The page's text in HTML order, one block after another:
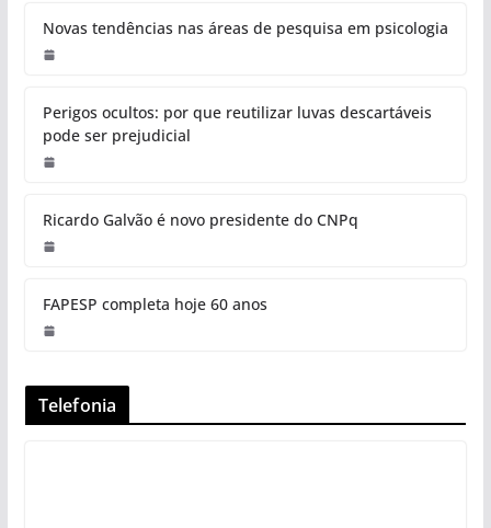
Novas tendências nas áreas de pesquisa em psicologia
Perigos ocultos: por que reutilizar luvas descartáveis
pode ser prejudicial
Ricardo Galvão é novo presidente do CNPq
FAPESP completa hoje 60 anos
Telefonia